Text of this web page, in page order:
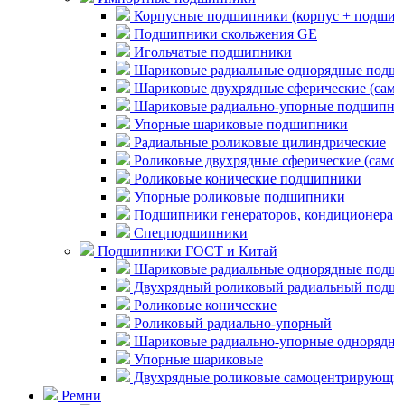
Корпусные подшипники (корпус +
Подшипники скольжения GE
Игольчатые подшипники
Шариковые радиальные однорядные
Шариковые двухрядные сферические
Шариковые радиально-упорные
Упорные шариковые подшипники
Радиальные роликовые цилиндрические
Роликовые двухрядные сферические
Роликовые конические подшипники
Упорные роликовые подшипники
Подшипники генераторов,
Спецподшипники
Подшипники ГОСТ и Китай
Шариковые радиальные однорядные
Двухрядный роликовый радиальный
Роликовые конические
Роликовый радиально-упорный
Шариковые радиально-упорные
Упорные шариковые
Двухрядные роликовые
Ремни